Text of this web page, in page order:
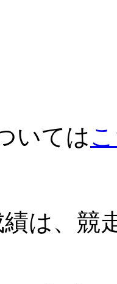
いては
は、競